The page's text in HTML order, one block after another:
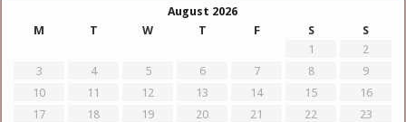
August 2026
M
T W T F S
S
1
2
3
4 5 6 7 8
9
10
11 12 13 14 15
16
17
18 19 20 21 22
23